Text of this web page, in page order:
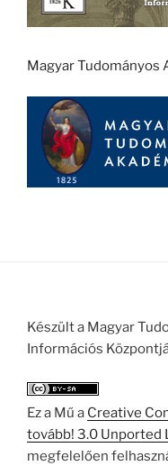
Magyar Tudományos
Készült a Magyar
Információs
Ez a Mű a Creative
tovább! 3.0 Unported
megfelelően